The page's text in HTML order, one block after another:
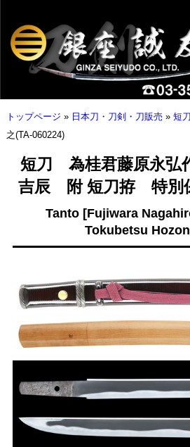
トップページ » 日本刀・刀剣・刀販売 » 短刀
之(TA-060224)
短刀 為桂君藤原永弘
吉辰 附 短刀拵 特別
Tanto [Fujiwara
Tokubetsu